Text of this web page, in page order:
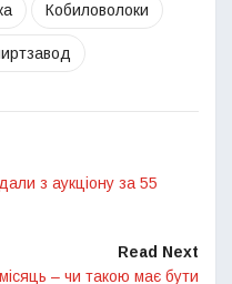
Кобиловолоки
з аукціону за 55
Read Next
– чи такою має бути